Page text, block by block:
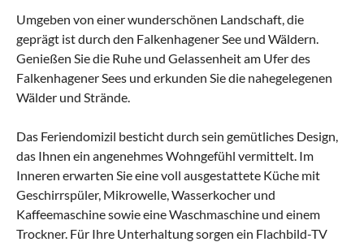
Umgeben von einer wunderschönen Landschaft, die
geprägt ist durch den Falkenhagener See und Wäldern.
Genießen Sie die Ruhe und Gelassenheit am Ufer des
Falkenhagener Sees und erkunden Sie die nahegelegenen
Wälder und Strände.
Das Feriendomizil besticht durch sein gemütliches Design,
das Ihnen ein angenehmes Wohngefühl vermittelt. Im
Inneren erwarten Sie eine voll ausgestattete Küche mit
Geschirrspüler, Mikrowelle, Wasserkocher und
Kaffeemaschine sowie eine Waschmaschine und einem
Trockner. Für Ihre Unterhaltung sorgen ein Flachbild-TV